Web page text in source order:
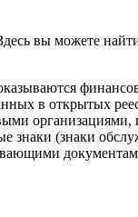
вы можете
в
(знаки